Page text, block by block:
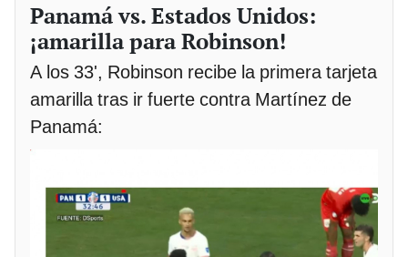
Panamá vs. Estados Unidos:
¡amarilla para Robinson!
A los 33', Robinson recibe la primera tarjeta
amarilla tras ir fuerte contra Martínez de
Panamá: